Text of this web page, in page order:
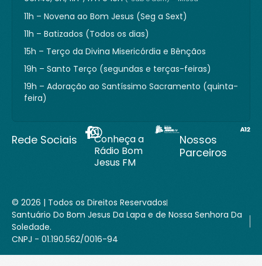
11h – Novena ao Bom Jesus (Seg a Sext)
11h – Batizados (Todos os dias)
15h – Terço da Divina Misericórdia e Bênçãos
19h – Santo Terço (segundas e terças-feiras)
19h – Adoração ao Santíssimo Sacramento (quinta-
feira)
Rede Sociais
Conheça a
Rádio Bom
Jesus FM
Nossos
Parceiros
© 2026 | Todos os Direitos Reservados
Santuário Do Bom Jesus Da Lapa e de Nossa Senhora Da
Soledade.
CNPJ - 01.190.562/0016-94